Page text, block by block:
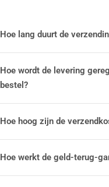
Hoe lang duurt de
Hoe wordt de levering
bestel?
Hoe hoog zijn de
Hoe werkt de geld-terug-